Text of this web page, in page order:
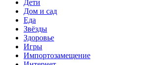
Дети
Дом и сад
Еда
Звёзды
Здоровье
Игры
Импортозамещение